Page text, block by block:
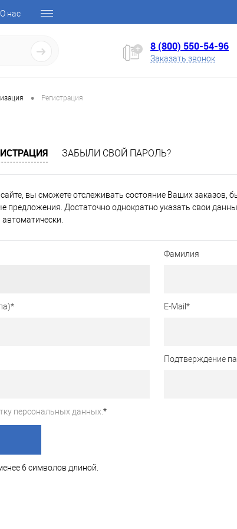
О нас
8 (800) 550-54-96
Заказать звонок
• Регистрация
ЗАБЫЛИ СВОЙ ПАРОЛЬ?
вы сможете отслеживать состояние Ваших заказов,
предложения. Достаточно однократно указать свои
Фамилия
* E-Mail *
Подтверждение
персональных данных.*
6 символов длиной.